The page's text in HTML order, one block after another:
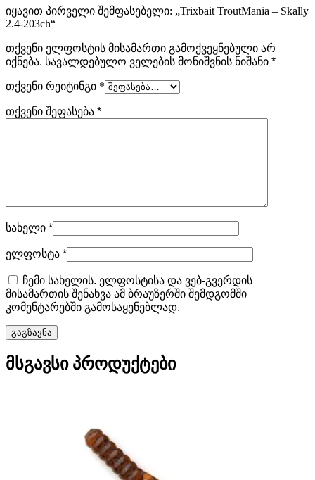
იყავით პირველი შემფასებელი: „Trixbait TroutMania – Skally
2.4-203ch“
თქვენი ელფოსტის მისამართი გამოქვეყნებული არ
იქნება. სავალდებულო ველების მონიშვნის ნიშანი *
თქვენი რეიტინგი *
თქვენი შეფასება *
სახელი *
ელფოსტა *
ჩემი სახელის. ელფოსტისა და ვებ-გვერდის
მისამართის შენახვა ამ ბრაუზერში შემდგომში
კომენტარებში გამოსაყენებლად.
მსგავსი პროდუქტები